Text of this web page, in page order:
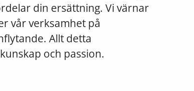
din ersättning. Vi värnar
vår verksamhet på
Allt detta
och passion.